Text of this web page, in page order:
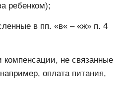
ребенком);
в пп. «в« – «ж» п. 4
компенсации, не связанные
оплата питания,